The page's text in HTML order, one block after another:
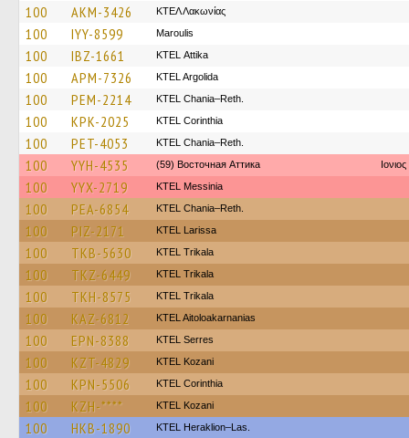
100 AKM-3426 ΚΤΕΛ Λακωνίας
100 IYY-8599 Maroulis
100 IBZ-1661 KΤΕL Αttika
100 APM-7326 KTEL Argolida
100 PEM-2214 KTEL Chania–Reth.
100 KPK-2025 KTEL Corinthia
100 PET-4053 KTEL Chania–Reth.
100 YYH-4535 (59) Восточная Аттика
100 YYX-2719 KTEL Messinia
100 PEA-6854 KTEL Chania–Reth.
100 PIZ-2171 KTEL Larissa
100 TKB-5630 ΚΤΕL Τrikala
100 TKZ-6449 ΚΤΕL Τrikala
100 TKH-8575 ΚΤΕL Τrikala
100 KAZ-6812 KTEL Aitoloakarnanias
100 EPN-8388 KTEL Serres
100 KZT-4829 ΚΤΕL Kozani
100 KPN-5506 KTEL Corinthia
100 KZH-**** ΚΤΕL Kozani
100 HKB-1890 KTEL Heraklion–Las.